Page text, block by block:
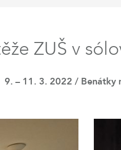
ZUŠ v
9. – 11. 3. 2022 / Benátky